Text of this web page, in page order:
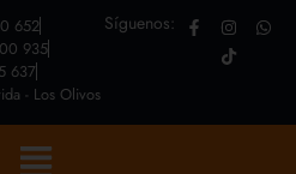
652
935
637
- Los Olivos
Síguenos: